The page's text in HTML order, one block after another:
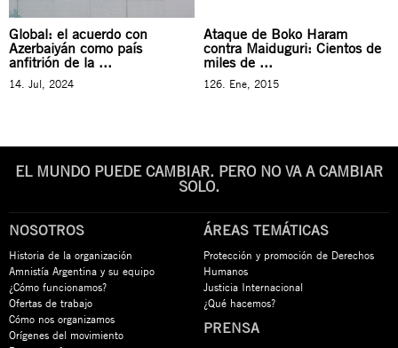
Global: el acuerdo con
Azerbaiyán como país
anfitrión de la ...
14. Jul, 2024
Ataque de Boko Haram
contra Maiduguri: Cientos de
miles de ...
126. Ene, 2015
EL MUNDO PUEDE CAMBIAR. PERO NO VA A CAMBIAR
SOLO.
NOSOTROS
Historia de la organización
Amnistía Argentina y su equipo
¿Cómo funcionamos?
Ofertas de trabajo
Cómo nos organizamos
Orígenes del movimiento
ÁREAS TEMÁTICAS
Protección y promoción de Derechos
Humanos
Justicia Internacional
¿Qué hacemos?
PRENSA